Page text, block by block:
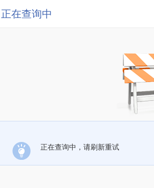
正在查询中
正在查询中，请刷新重试